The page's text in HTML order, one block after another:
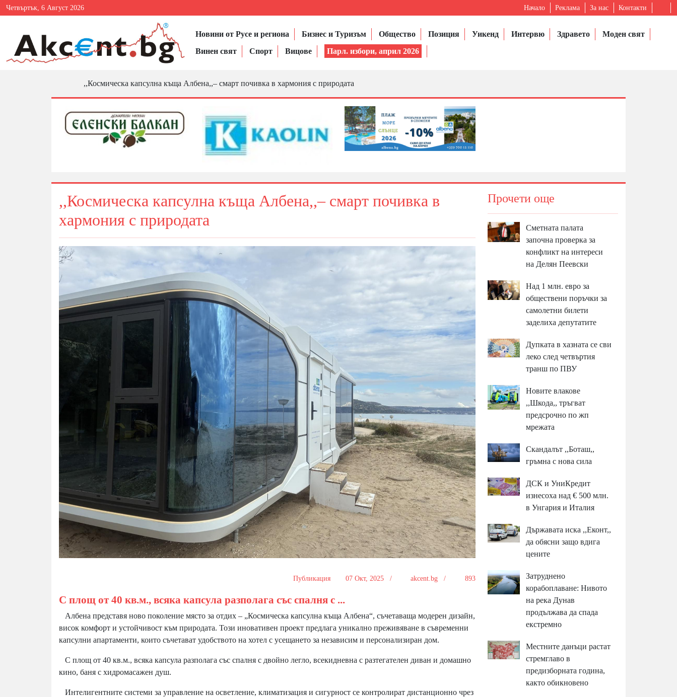
Четвъртък, 6 Август 2026 Начало Реклама За нас Контакти
Новини от Русе и региона Бизнес и Туризъм Общество Позиция Уикенд Интервю Здравето
Моден свят
Винен свят
Спорт Вицове Парл. избори, април 2026
,,Космическа капсулна къща Албена,,– смарт почивка в хармония с природата
,,Космическа капсулна къща Албена,,– смарт почивка в
хармония с природата
Публикация 07 Окт, 2025 / akcent.bg / 893
С площ от 40 кв.м., всяка капсула разполага със спалня с ...
Албена представя ново поколение място за отдих – „Космическа капсулна къща Албена“, съчетаваща модерен дизайн,
висок комфорт и устойчивост към природата. Този иновативен проект предлага уникално преживяване в съвременни
капсулни апартаменти, които съчетават удобството на хотел с усещането за независим и персонализиран дом.
С площ от 40 кв.м., всяка капсула разполага със спалня с двойно легло, всекидневна с разтегателен диван и домашно
кино, баня с хидромасажен душ.
Интелигентните системи за управление на осветление, климатизация и сигурност се контролират дистанционно чрез
Прочети още
Сметната палата
започна проверка за
конфликт на интереси
на Делян Пеевски
Над 1 млн. евро за
обществени поръчки за
самолетни билети
заделиха депутатите
Дупката в хазната се сви
леко след четвъртия
транш по ПВУ
Новите влакове
,,Шкода,, тръгват
предсрочно по жп
мрежата
Скандалът ,,Боташ,,
гръмна с нова сила
ДСК и УниКредит
изнесоха над € 500 млн.
в Унгария и Италия
Държавата иска ,,Еконт,,
да обясни защо вдига
цените
Затруднено
корабоплаване: Нивото
на река Дунав
продължава да спада
екстремно
Местните данъци растат
стремглаво в
предизборната година,
както обикновено